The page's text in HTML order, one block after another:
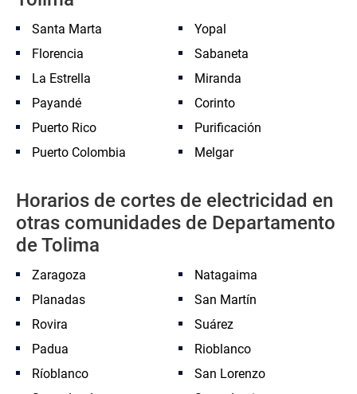
Santa Marta
Yopal
Florencia
Sabaneta
La Estrella
Miranda
Payandé
Corinto
Puerto Rico
Purificación
Puerto Colombia
Melgar
Horarios de cortes de electricidad en
otras comunidades de Departamento
de Tolima
Zaragoza
Natagaima
Planadas
San Martín
Rovira
Suárez
Padua
Rioblanco
Ríoblanco
San Lorenzo